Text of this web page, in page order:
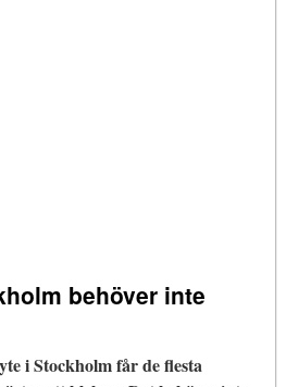
behöver inte
i Stockholm får de flesta